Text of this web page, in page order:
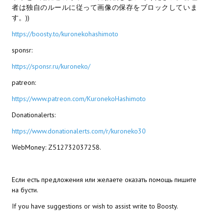
Mass Effect 2
Mass Effect 3
Divinity Original Sin Enhanced Edition
Dragon Age: Origins
Dragon Age 2
Fallout 3
Kingdoms of Amalur: Reckoning
Mass Effect Andromeda
者は独自のルールに従って画像の保存をブロックしていま
す。))
https://boosty.to/kuronekohashimoto
sponsr:
https://sponsr.ru/kuroneko/
patreon:
https://www.patreon.com/KuronekoHashimoto
Donationalerts:
https://www.donationalerts.com/r/kuroneko30
WebMoney: Z512732037258.
Если есть предложения или желаете оказать помощь пишите
на бусти.
If you have suggestions or wish to assist write to Boosty.